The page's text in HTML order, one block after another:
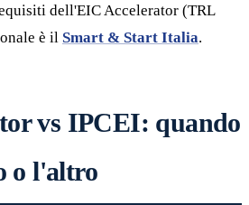
dell'EIC Accelerator (TRL
è il Smart & Start Italia.
vs IPCEI: quando
o l'altro